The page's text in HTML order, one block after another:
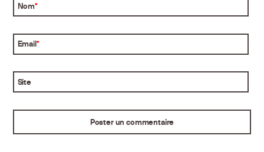
Nom*
Email*
Site